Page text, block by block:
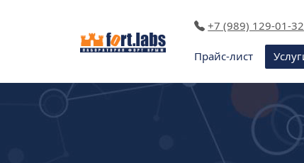
+7 (989) 129-01-32
Прайс-лист